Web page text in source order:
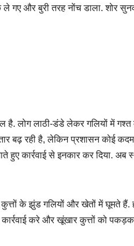
गए और बुरी तरह नोंच डाला. शोर
है. लोग लाठी-डंडे लेकर गलियों में
बढ़ रही है, लेकिन प्रशासन कोई
हुए कार्रवाई से इनकार कर दिया.
कुत्तों के झुंड गलियों और खेतों में घूमते
करे और खूंखार कुत्तों को